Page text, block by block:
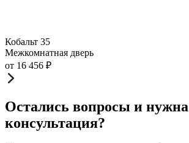
Кобальт 35
Межкомнатная дверь
от 16 456 ₽
Остались вопросы и нужна
консультация?